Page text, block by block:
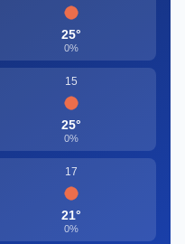
25°
0%
15
25°
0%
17
21°
0%